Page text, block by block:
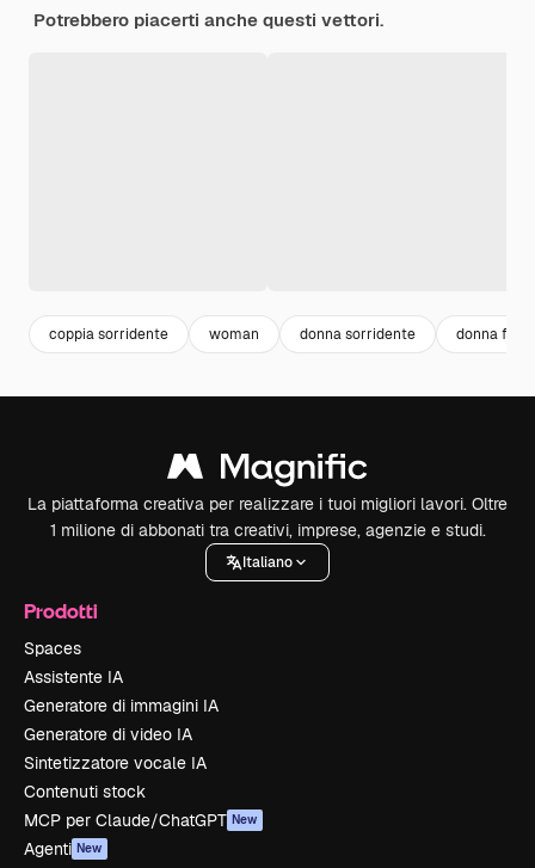
Potrebbero piacerti anche questi vettori.
coppia sorridente woman donna sorridente donna
La piattaforma creativa per realizzare i tuoi migliori lavori. Oltre
1 milione di abbonati tra creativi, imprese, agenzie e studi.
Italiano
Prodotti
Spaces
Assistente IA
Generatore di immagini IA
Generatore di video IA
Sintetizzatore vocale IA
Contenuti stock
MCP per Claude/ChatGPT New
Agenti New